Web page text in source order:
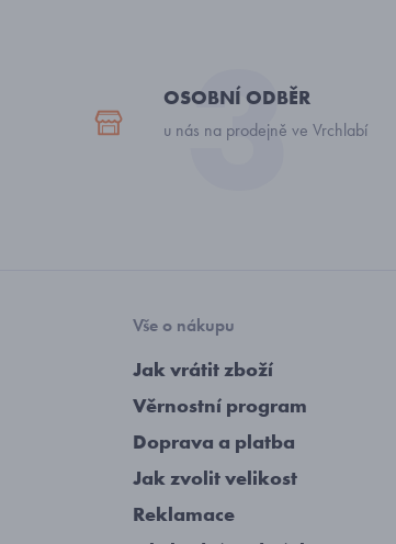
OSOBNÍ ODBĚR
u nás na prodejně ve Vrchlabí
Vše o nákupu
Jak vrátit zboží
Věrnostní program
Doprava a platba
Jak zvolit velikost
Reklamace